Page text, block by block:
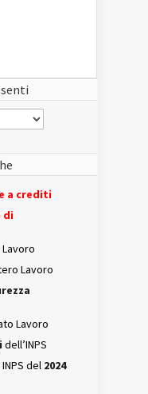
a crediti
di
Lavoro
Lavoro
dell’INPS
INPS del 2024